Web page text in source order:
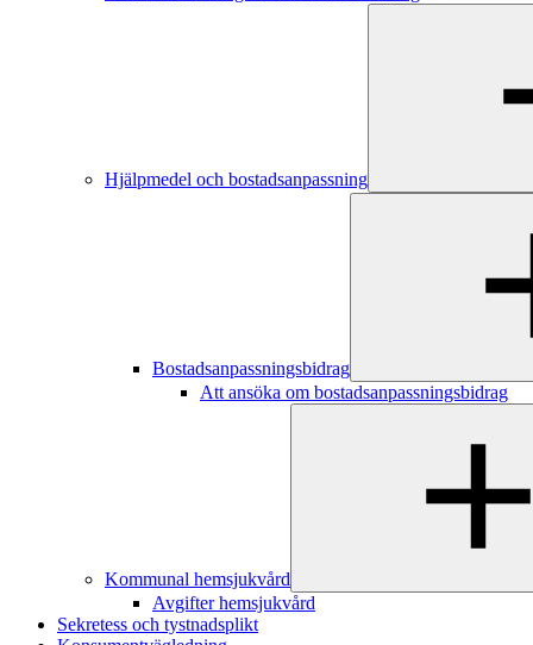
Hjälpmedel och bostadsanpassning
Bostadsanpassningsbidrag
Att ansöka om bostadsanpassningsbidrag
Kommunal hemsjukvård
Avgifter hemsjukvård
Sekretess och tystnadsplikt